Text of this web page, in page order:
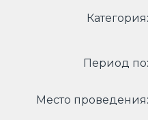
Категория:
Период по:
Место проведения: